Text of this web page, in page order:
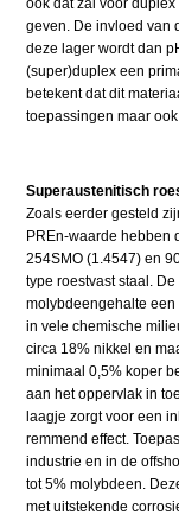
ook dat zal voor
geven. De invloed van
deze lager wordt dan
(super)duplex een
betekent dat dit
toepassingen maar
Superaustenitisch
Zoals eerder gesteld
PREn-waarde hebben
254SMO (1.4547) en
type roestvast staal.
molybdeengehalte
in vele chemische
circa 18% nikkel en
minimaal 0,5% koper
aan het oppervlak in
laagje zorgt voor een
remmend effect.
industrie en in de
tot 5% molybdeen.
met uitstekende